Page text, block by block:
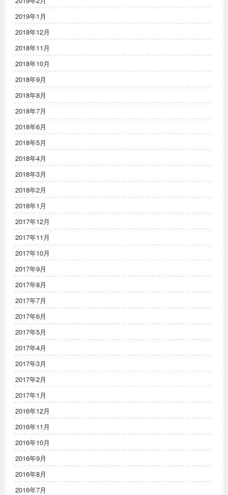
2019年1月
2018年12月
2018年11月
2018年10月
2018年9月
2018年8月
2018年7月
2018年6月
2018年5月
2018年4月
2018年3月
2018年2月
2018年1月
2017年12月
2017年11月
2017年10月
2017年9月
2017年8月
2017年7月
2017年6月
2017年5月
2017年4月
2017年3月
2017年2月
2017年1月
2016年12月
2016年11月
2016年10月
2016年9月
2016年8月
2016年7月